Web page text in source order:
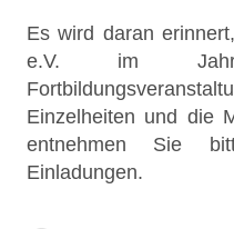
Es wird daran
e.V. im
Einzelheiten und die
entnehmen Sie
Einladungen.